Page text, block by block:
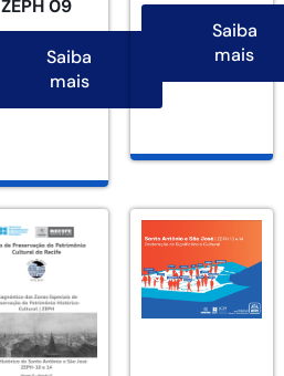
ZEPH 09
Saiba
mais
Saiba
mais